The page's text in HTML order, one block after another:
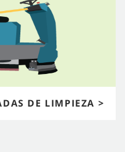
DE LIMPIEZA >